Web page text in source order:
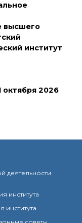
высшего
институт
октября 2026
деятельности
института
института